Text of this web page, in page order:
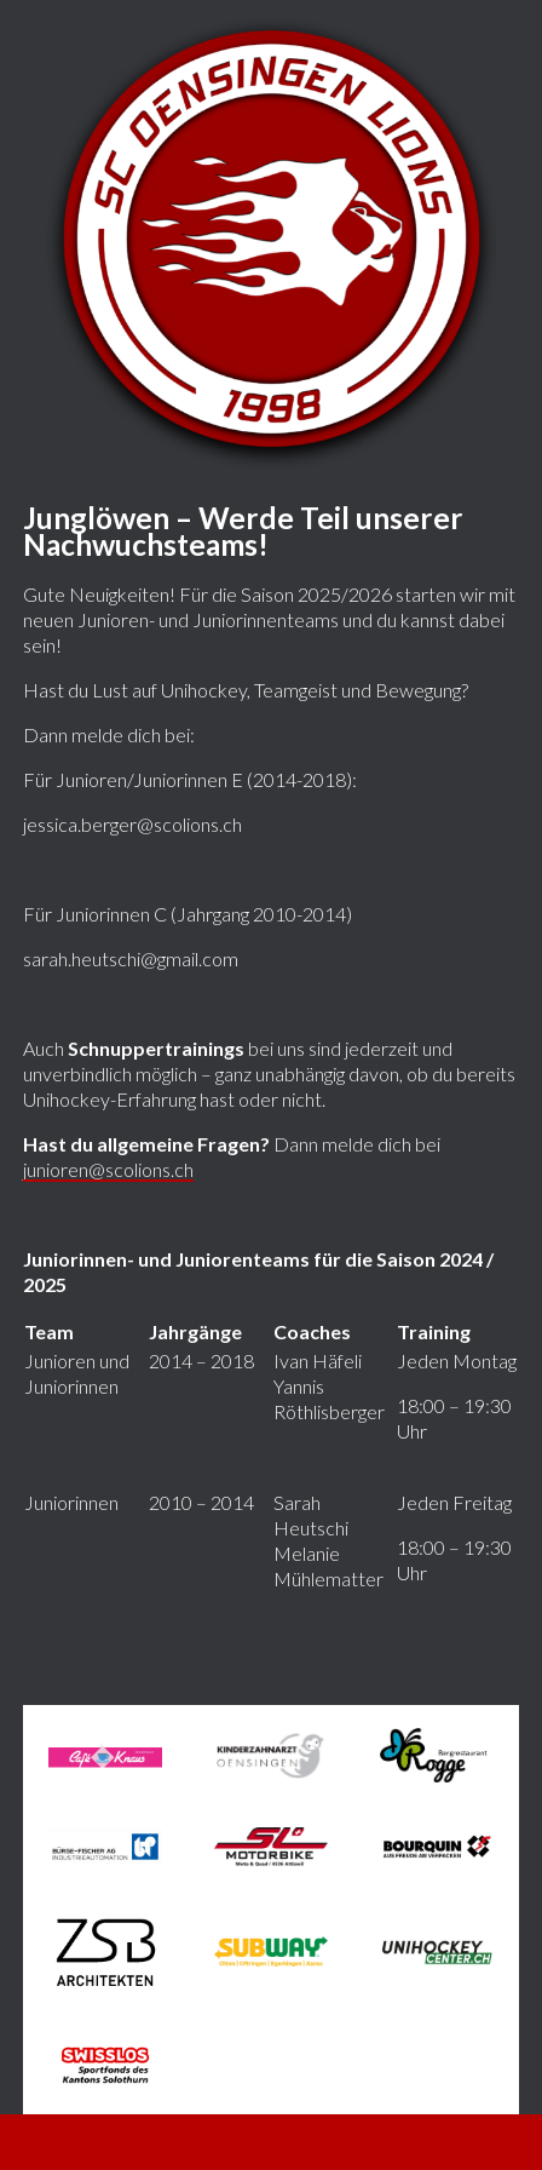
Junglöwen – Werde Teil unserer
Nachwuchsteams!
Gute Neuigkeiten! Für die Saison 2025/2026 starten wir mit
neuen Junioren- und Juniorinnenteams und du kannst dabei
sein!
Hast du Lust auf Unihockey, Teamgeist und Bewegung?
Dann melde dich bei:
Für Junioren/Juniorinnen E (2014-2018):
jessica.berger@scolions.ch
Für Juniorinnen C (Jahrgang 2010-2014)
sarah.heutschi@gmail.com
Auch Schnuppertrainings bei uns sind jederzeit und
unverbindlich möglich – ganz unabhängig davon, ob du bereits
Unihockey-Erfahrung hast oder nicht.
Hast du allgemeine Fragen? Dann melde dich bei
junioren@scolions.ch
Juniorinnen- und Juniorenteams für die Saison 2024 /
2025
Team Jahrgänge Coaches
Training
Junioren und
Juniorinnen
2014 – 2018
Ivan Häfeli
Yannis
Röthlisberger
Jeden Montag
18:00 – 19:30
Uhr
Juniorinnen 2010 – 2014
Sarah
Heutschi
Melanie
Mühlematter
Jeden Freitag
18:00 – 19:30
Uhr